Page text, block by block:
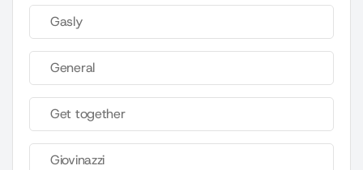
Gasly
General
Get together
Giovinazzi